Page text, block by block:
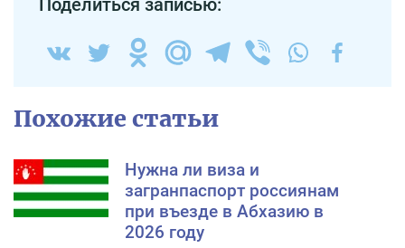
Поделиться записью:
Похожие статьи
Нужна ли виза и
загранпаспорт россиянам
при въезде в Абхазию в
2026 году